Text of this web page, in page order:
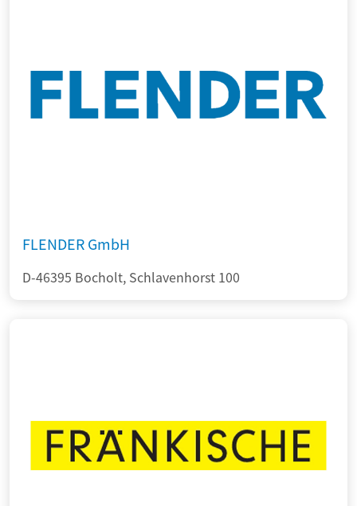
FLENDER GmbH
D-46395 Bocholt, Schlavenhorst 100